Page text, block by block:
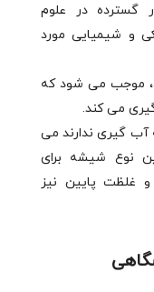
گسترده در علوم
و شیمیایی مورد
موجب می شود که
می کند.
آب گیری ندارند می
نوع شیشه برای
و غلظت پایین نیز